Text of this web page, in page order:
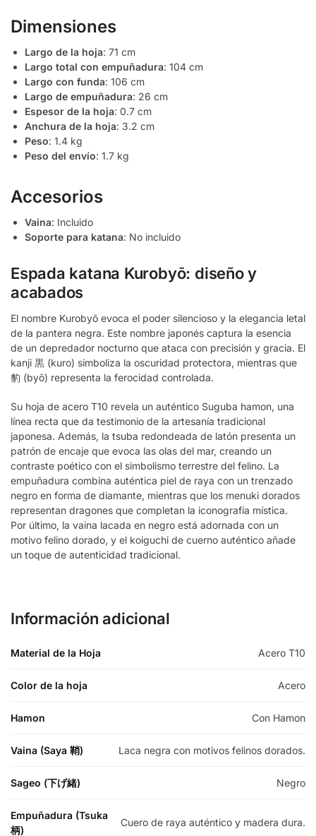
Dimensiones
Largo de la hoja: 71 cm
Largo total con empuñadura: 104 cm
Largo con funda: 106 cm
Largo de empuñadura: 26 cm
Espesor de la hoja: 0.7 cm
Anchura de la hoja: 3.2 cm
Peso: 1.4 kg
Peso del envío: 1.7 kg
Accesorios
Vaina: Incluido
Soporte para katana: No incluido
Espada katana Kurobyō: diseño y
acabados
El nombre Kurobyō evoca el poder silencioso y la elegancia letal
de la pantera negra. Este nombre japonés captura la esencia
de un depredador nocturno que ataca con precisión y gracia. El
kanji 黒 (kuro) simboliza la oscuridad protectora, mientras que
豹 (byō) representa la ferocidad controlada.
Su hoja de acero T10 revela un auténtico Suguba hamon, una
línea recta que da testimonio de la artesanía tradicional
japonesa. Además, la tsuba redondeada de latón presenta un
patrón de encaje que evoca las olas del mar, creando un
contraste poético con el simbolismo terrestre del felino. La
empuñadura combina auténtica piel de raya con un trenzado
negro en forma de diamante, mientras que los menuki dorados
representan dragones que completan la iconografía mística.
Por último, la vaina lacada en negro está adornada con un
motivo felino dorado, y el koiguchi de cuerno auténtico añade
un toque de autenticidad tradicional.
Información adicional
Material de la Hoja Acero T10
Color de la hoja Acero
Hamon Con Hamon
Vaina (Saya 鞘) Laca negra con motivos felinos dorados.
Sageo (下げ緒) Negro
Empuñadura (Tsuka
柄)
Cuero de raya auténtico y madera dura.